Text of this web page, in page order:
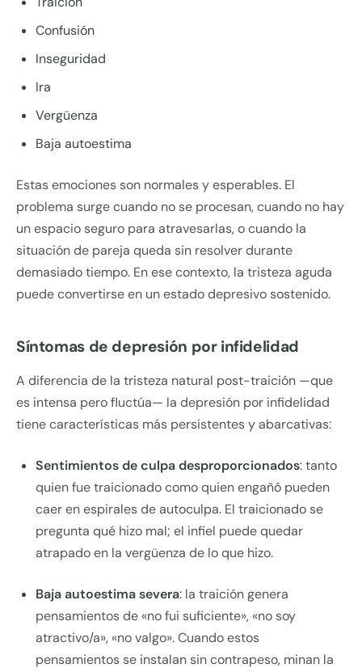
Confusión
Inseguridad
Ira
Vergüenza
Baja autoestima
Estas emociones son normales y esperables. El
problema surge cuando no se procesan, cuando no hay
un espacio seguro para atravesarlas, o cuando la
situación de pareja queda sin resolver durante
demasiado tiempo. En ese contexto, la tristeza aguda
puede convertirse en un estado depresivo sostenido.
Síntomas de depresión por infidelidad
A diferencia de la tristeza natural post-traición —que
es intensa pero fluctúa— la depresión por infidelidad
tiene características más persistentes y abarcativas:
Sentimientos de culpa desproporcionados: tanto
quien fue traicionado como quien engañó pueden
caer en espirales de autoculpa. El traicionado se
pregunta qué hizo mal; el infiel puede quedar
atrapado en la vergüenza de lo que hizo.
Baja autoestima severa: la traición genera
pensamientos de «no fui suficiente», «no soy
atractivo/a», «no valgo». Cuando estos
pensamientos se instalan sin contrapeso, minan la